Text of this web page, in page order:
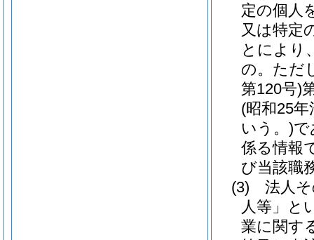
定の個人
又は特定
とにより
の。 ただ
第120号)
(昭和25
いう。)で
係る情報
び当該職
(3)
法人
人等」と
業に関す